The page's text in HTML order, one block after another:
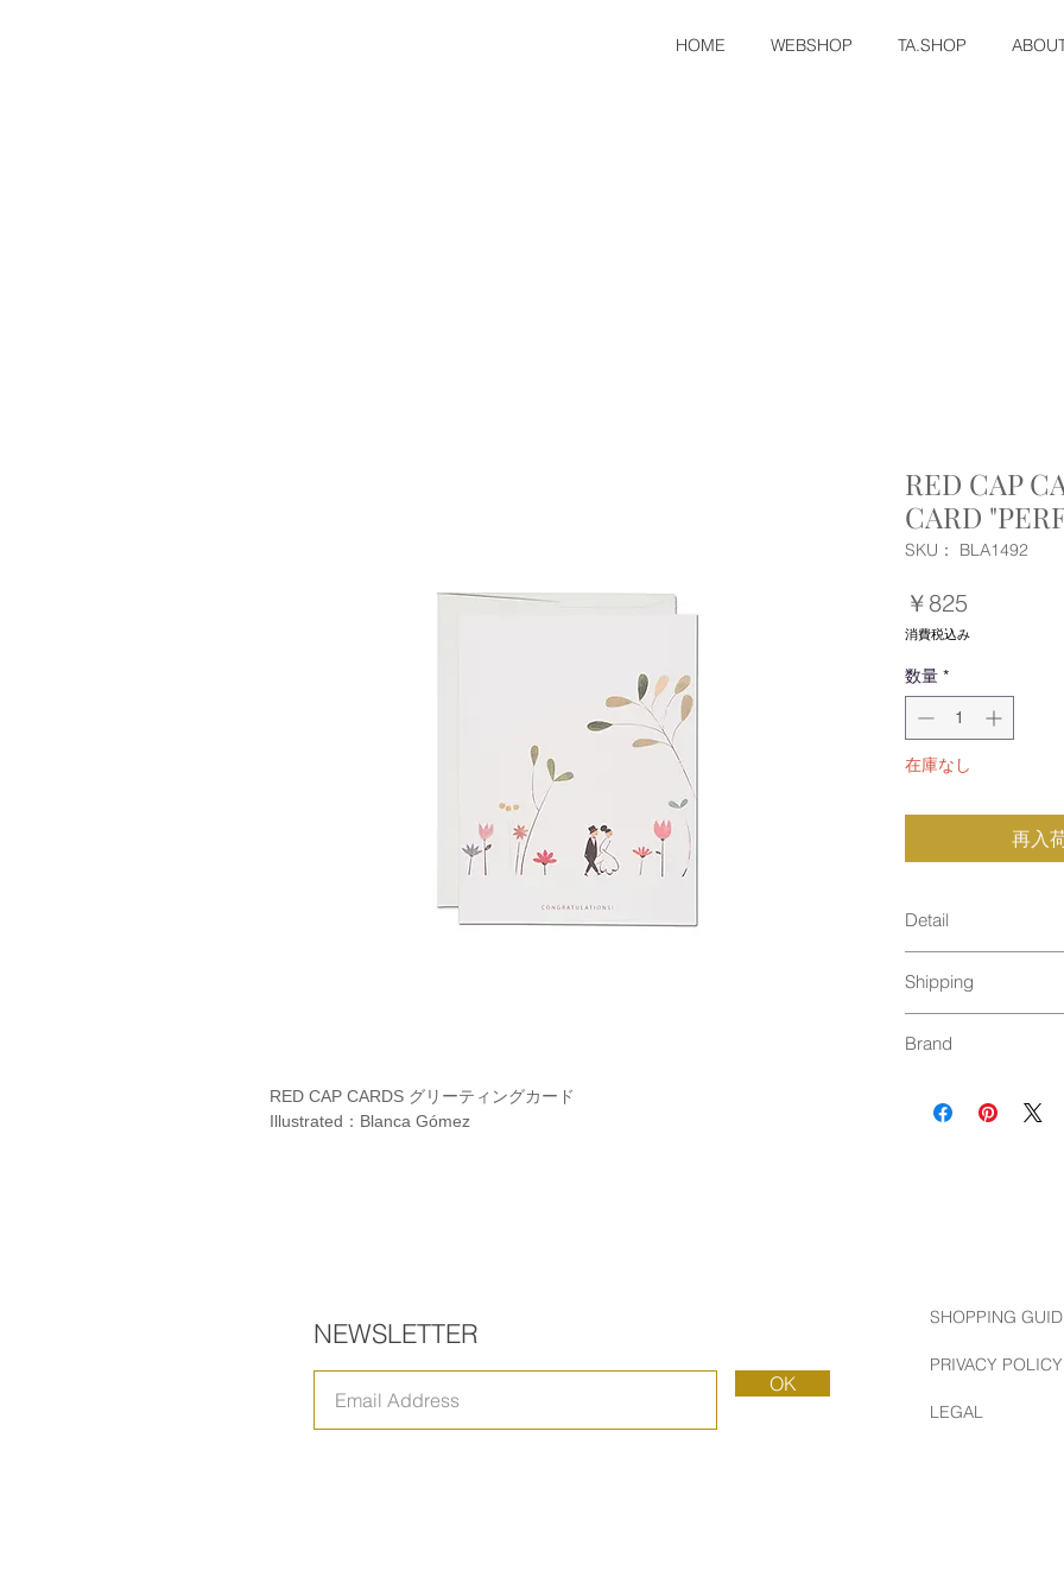
HOME WEBSHOP TA.SHOP
RED CAP CARDS グリーティングカード
Illustrated：Blanca Gómez
RED CAP
CARD
SKU： BLA1492
￥825
格
消費税込み
数量 *
在庫なし
再入
Detail
material：Printed
recycled paper
recycled clear
Shipping
Brand
2005年にカリフォ
さしく高品質な製品
れています。
NEWSLETTER
OK
SHOPPING
PRIVACY POLICY
LEGAL